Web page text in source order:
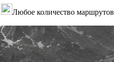
Любое количество маршрутов